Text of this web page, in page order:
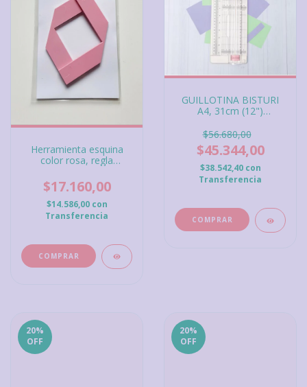
Herramienta esquina
color rosa, regla
metacrilato.
$17.160,00
$14.586,00 con
Transferencia
GUILLOTINA BISTURI
A4, 31cm (12")
$56.680,00
$45.344,00
$38.542,40 con
Transferencia
20%
OFF
20%
OFF